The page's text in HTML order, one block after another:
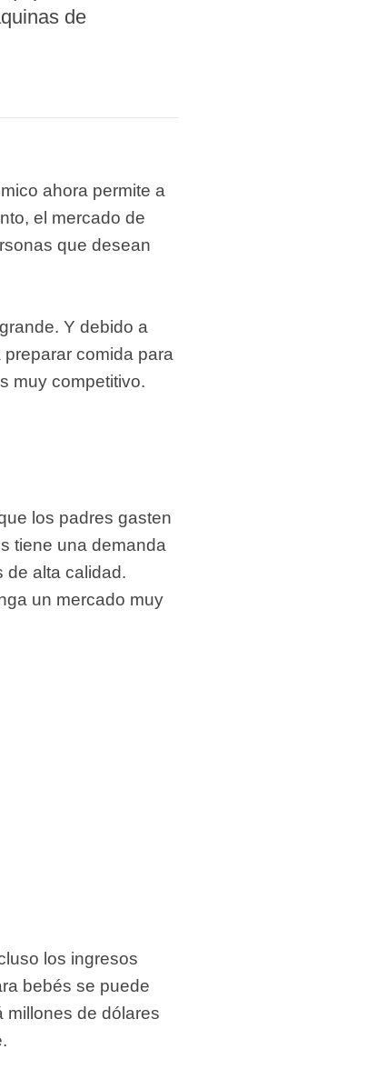
de
ahora permite a
el mercado de
que desean
Y debido a
comida para
muy competitivo.
los padres gasten
tiene una demanda
de alta calidad.
un mercado muy
los ingresos
bebés se puede
millones de dólares